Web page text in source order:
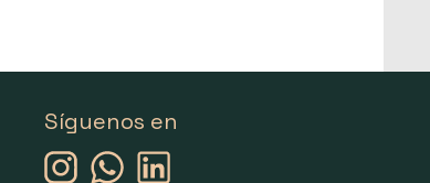
Síguenos en